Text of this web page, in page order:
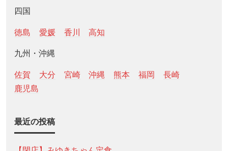
四国
徳島 愛媛 香川 高知
九州・沖縄
佐賀 大分 宮崎 沖縄 熊本 福岡
長崎
鹿児島
最近の投稿